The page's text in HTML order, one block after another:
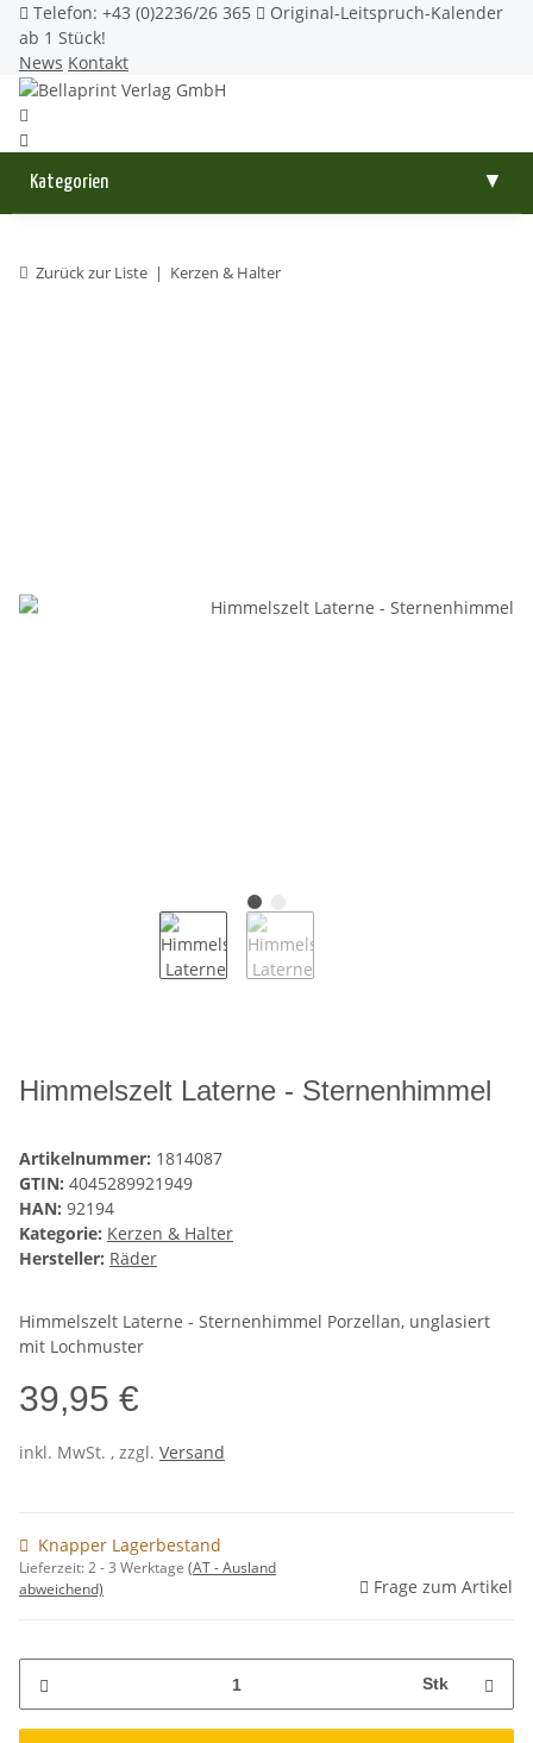
Telefon: +43 (0)2236/26 365
Original-Leitspruch-Kalender
ab 1 Stück!
News Kontakt
Kategorien ▼
Zurück zur Liste Kerzen & Halter
Himmelszelt Laterne - Sternenhimmel
Artikelnummer: 1814087
GTIN: 4045289921949
HAN: 92194
Kategorie: Kerzen & Halter
Hersteller: Räder
Himmelszelt Laterne - Sternenhimmel Porzellan, unglasiert
mit Lochmuster
39,95 €
inkl. MwSt. , zzgl. Versand
Knapper Lagerbestand
Lieferzeit:2 - 3 Werktage (AT - Ausland
abweichend)
Frage zum Artikel
Stk